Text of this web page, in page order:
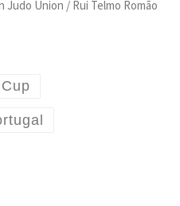
Judo Union / Rui Telmo Romão